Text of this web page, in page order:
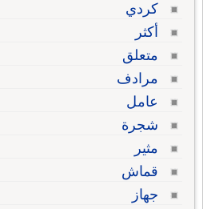
كردي
أكثر
متعلق
مرادف
عامل
شجرة
مثير
قماش
جهاز